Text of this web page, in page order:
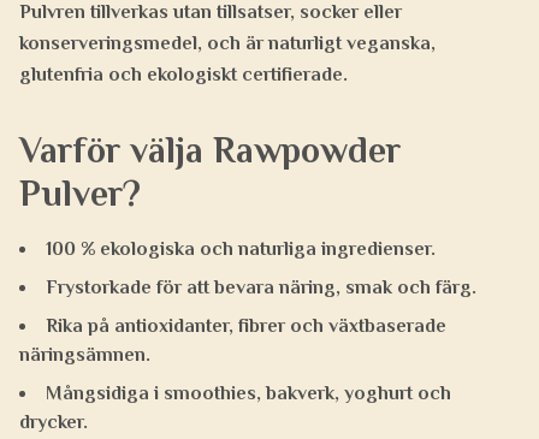
Pulvren tillverkas utan tillsatser, socker eller
konserveringsmedel, och är naturligt veganska,
glutenfria och ekologiskt certifierade.
Varför välja Rawpowder
Pulver?
100 % ekologiska och naturliga ingredienser.
Frystorkade för att bevara näring, smak och färg.
Rika på antioxidanter, fibrer och växtbaserade
näringsämnen.
Mångsidiga i smoothies, bakverk, yoghurt och
drycker.